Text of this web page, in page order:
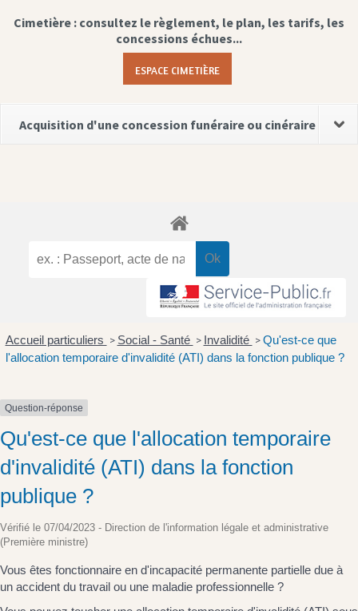
Cimetière : consultez le règlement, le plan, les tarifs, les
concessions échues...
ESPACE CIMETIÈRE
Acquisition d'une concession funéraire ou cinéraire
Accueil particuliers > Social - Santé > Invalidité > Qu'est-ce que
l'allocation temporaire d'invalidité (ATI) dans la fonction publique ?
Question-réponse
Qu'est-ce que l'allocation temporaire
d'invalidité (ATI) dans la fonction
publique ?
Vérifié le 07/04/2023 - Direction de l'information légale et administrative
(Première ministre)
Vous êtes fonctionnaire en d'incapacité permanente partielle due à
un accident du travail ou une maladie professionnelle ?